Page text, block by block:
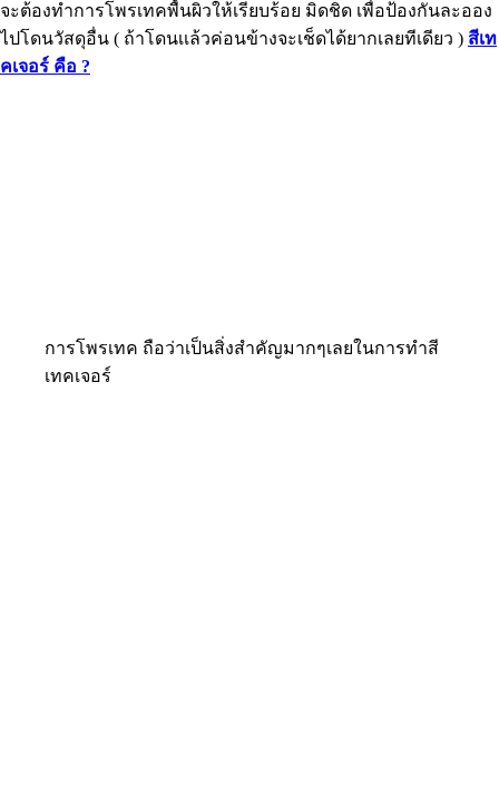
จะต้องทำการโพรเทคพื้นผิวให้เรียบร้อย มิดชิด เพื่อป้องกันละออง
ไปโดนวัสดุอื่น ( ถ้าโดนเเล้วค่อนข้างจะเช็ดได้ยากเลยทีเดียว ) สีเท
คเจอร์ คือ ?
การโพรเทค ถือว่าเป็นสิ่งสำคัญมากๆเลยในการทำสี
เทคเจอร์